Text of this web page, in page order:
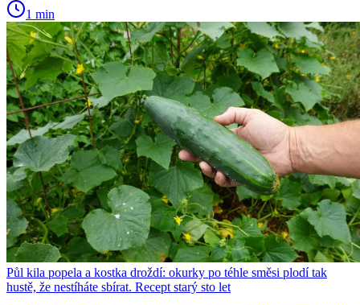
1 min
Půl kila popela a kostka droždí: okurky po téhle směsi plodí tak
hustě, že nestíháte sbírat. Recept starý sto let